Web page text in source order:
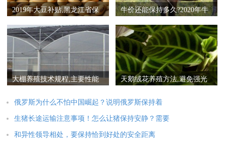
2019年大豆补贴,黑龙江省保
牛价还能保持多久?2020年牛
大棚养殖技术规程,主要性能
天鹅绒花养殖方法,避免强光
俄罗斯为什么不怕中国崛起？说明俄罗斯保持着
生猪长途运输注意事项！怎么让猪保持安静？需要
和异性领导相处，要保持恰到好处的安全距离